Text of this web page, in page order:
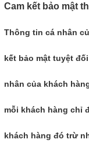
Cam kết bảo mật
Thông tin cá nhân
kết bảo mật tuyệt
nhân của khách
mỗi khách hàng chỉ
khách hàng đó trừ